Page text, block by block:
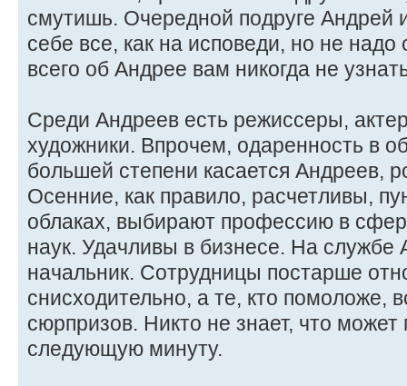
смутишь. Очередной подруге Андрей
себе все, как на исповеди, но не
всего об Андрее вам никогда не
Среди Андреев есть режиссеры,
художники. Впрочем, одаренность в
большей степени касается Андреев,
Осенние, как правило, расчетливы,
облаках, выбирают профессию в
наук. Удачливы в бизнесе. На службе
начальник. Сотрудницы постарше
снисходительно, а те, кто помоложе,
сюрпризов. Никто не знает, что
следующую минуту.